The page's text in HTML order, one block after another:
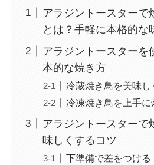
アラジントースターで
とは？手軽に本格的な
アラジントースターを
本的な焼き方
冷蔵焼き鳥を美味し
冷凍焼き鳥を上手に
アラジントースターで
味しくするコツ
下準備で差をつけ